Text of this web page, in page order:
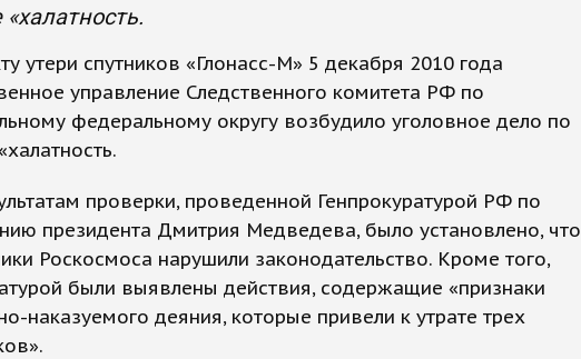
«халатность.
утери спутников «Глонасс-М» 5 декабря 2010 года
управление Следственного комитета РФ по
федеральному округу возбудило уголовное дело по
проверки, проведенной Генпрокуратурой РФ по
президента Дмитрия Медведева, было установлено, что
Роскосмоса нарушили законодательство. Кроме того,
были выявлены действия, содержащие «признаки
наказуемого деяния, которые привели к утрате трех